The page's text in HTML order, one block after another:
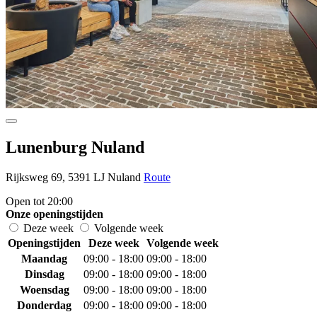
Lunenburg Nuland
Rijksweg 69, 5391 LJ Nuland Route
Open tot 20:00
Onze openingstijden
Deze week
Volgende week
Openingstijden
Deze week
Volgende week
Maandag
09:00 - 18:00 09:00 - 18:00
Dinsdag
09:00 - 18:00 09:00 - 18:00
Woensdag
09:00 - 18:00 09:00 - 18:00
Donderdag
09:00 - 18:00 09:00 - 18:00